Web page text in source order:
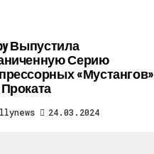
Выпустила
Серию
«Мустангов»
24.03.2024